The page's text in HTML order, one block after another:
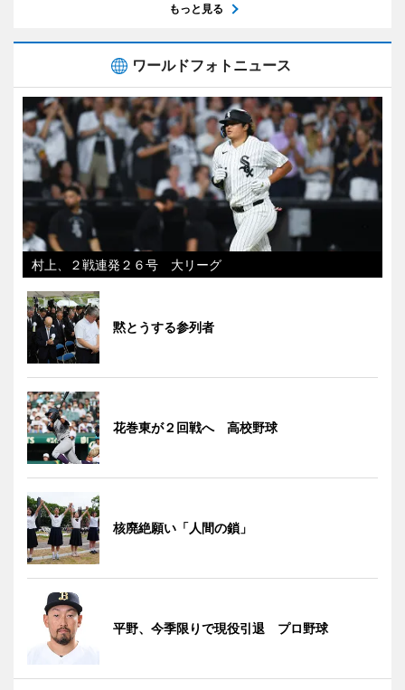
もっと見る
ワールドフォトニュース
村上、２戦連発２６号 大リーグ
黙とうする参列者
花巻東が２回戦へ 高校野球
核廃絶願い「人間の鎖」
平野、今季限りで現役引退 プロ野球